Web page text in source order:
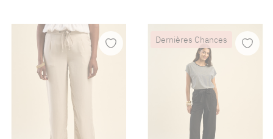
Dernières Chances